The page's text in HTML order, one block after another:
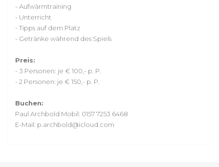
- Aufwärmtraining
- Unterricht
- Tipps auf dem Platz
- Getränke während des Spiels
Preis:
- 3 Personen: je € 100,- p. P.
- 2 Personen: je € 150,- p. P.
Buchen:
Paul Archbold Mobil: 0157 7253 6468
E-Mail: p.archbold@icloud.com